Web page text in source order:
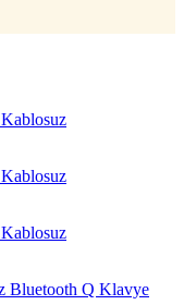
Bluetooth Q Klavye